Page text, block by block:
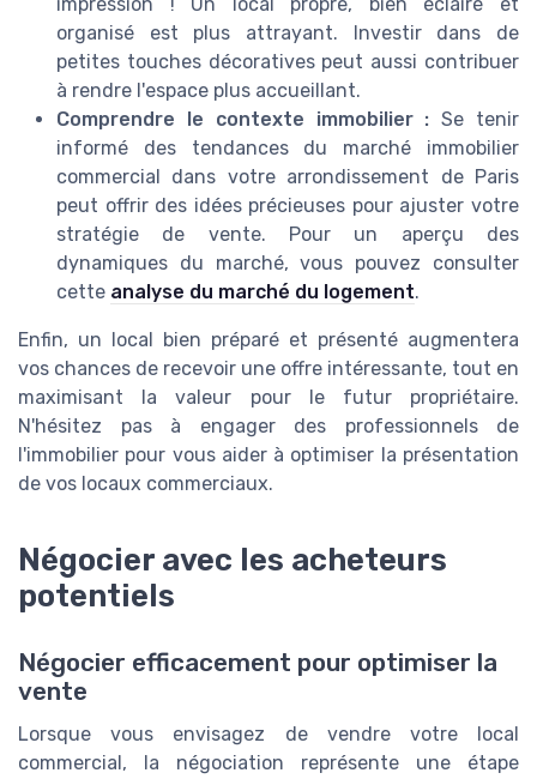
organisé est plus attrayant. Investir dans de
petites touches décoratives peut aussi contribuer
à rendre l'espace plus accueillant.
Comprendre le contexte immobilier : Se tenir
informé des tendances du marché immobilier
commercial dans votre arrondissement de Paris
peut offrir des idées précieuses pour ajuster votre
stratégie de vente. Pour un aperçu des
dynamiques du marché, vous pouvez consulter
cette analyse du marché du logement.
Enfin, un local bien préparé et présenté augmentera
vos chances de recevoir une offre intéressante, tout en
maximisant la valeur pour le futur propriétaire.
N'hésitez pas à engager des professionnels de
l'immobilier pour vous aider à optimiser la présentation
de vos locaux commerciaux.
Négocier avec les acheteurs
potentiels
Négocier efficacement pour optimiser la
vente
Lorsque vous envisagez de vendre votre local
commercial, la négociation représente une étape